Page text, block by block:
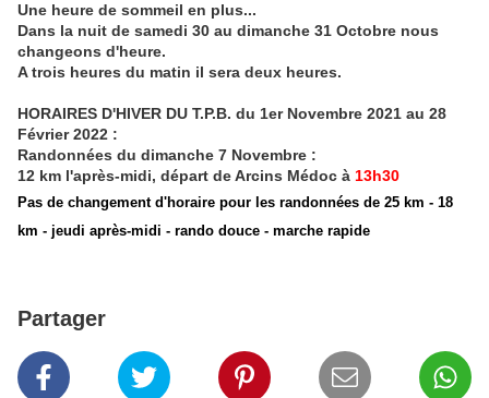
Une heure de sommeil en plus...
Dans la nuit de samedi 30 au dimanche 31 Octobre nous
changeons d'heure.
A trois heures du matin il sera deux heures.
HORAIRES D'HIVER DU T.P.B. du 1er Novembre 2021 au 28
Février 2022 :
Randonnées du dimanche 7 Novembre :
12 km l'après-midi, départ de Arcins Médoc à 13h30
Pas de changement d'horaire pour les randonnées de 25 km - 18
km - jeudi après-midi - rando douce - marche rapide
Partager